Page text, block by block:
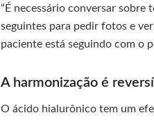
“É necessário conversar
seguintes para pedir fotos e
paciente está seguindo com o
A harmonização é
O ácido hialurônico tem um